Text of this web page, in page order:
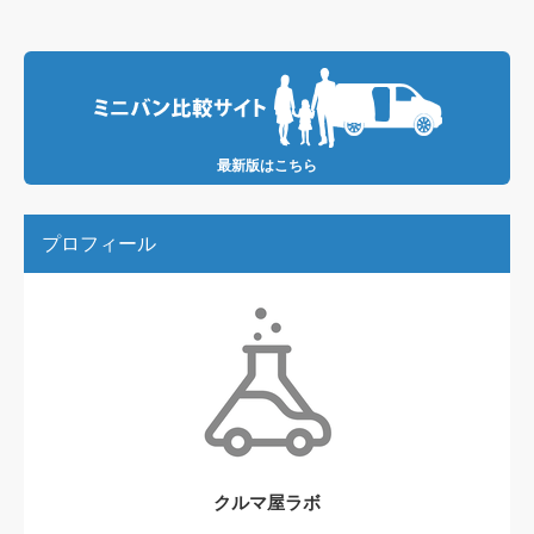
最新版はこちら
プロフィール
クルマ屋ラボ